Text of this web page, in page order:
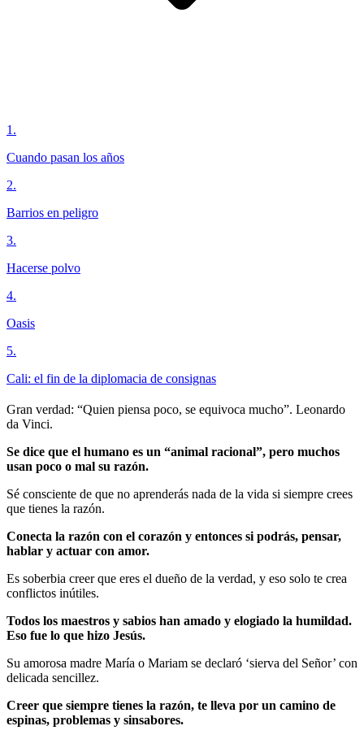
1 .
Cuando pasan los años
2.
Barrios en peligro
3.
Hacerse polvo
4.
Oasis
5.
Cali: el fin de la diplomacia de consignas
Gran verdad: “Quien piensa poco, se equivoca mucho”. Leonardo
da Vinci.
Se dice que el humano es un “animal racional”, pero muchos
usan poco o mal su razón.
Sé consciente de que no aprenderás nada de la vida si siempre crees
que tienes la razón.
Conecta la razón con el corazón y entonces si podrás, pensar,
hablar y actuar con amor.
Es soberbia creer que eres el dueño de la verdad, y eso solo te crea
conflictos inútiles.
Todos los maestros y sabios han amado y elogiado la humildad.
Eso fue lo que hizo Jesús.
Su amorosa madre María o Mariam se declaró ‘sierva del Señor’ con
delicada sencillez.
Creer que siempre tienes la razón, te lleva por un camino de
espinas, problemas y sinsabores.